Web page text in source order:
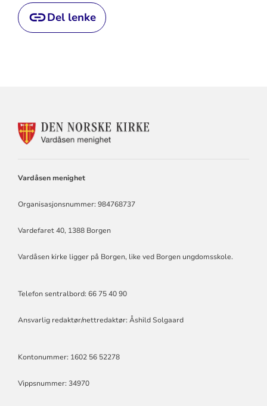
Del lenke
KONTAKTINFORMASJON
Vardåsen menighet
Organisasjonsnummer: 984768737
Vardefaret 40, 1388 Borgen
Vardåsen kirke ligger på Borgen, like ved Borgen ungdomsskole.
Telefon sentralbord: 66 75 40 90
Ansvarlig redaktør/nettredaktør: Åshild Solgaard
Kontonummer: 1602 56 52278
Vippsnummer: 34970